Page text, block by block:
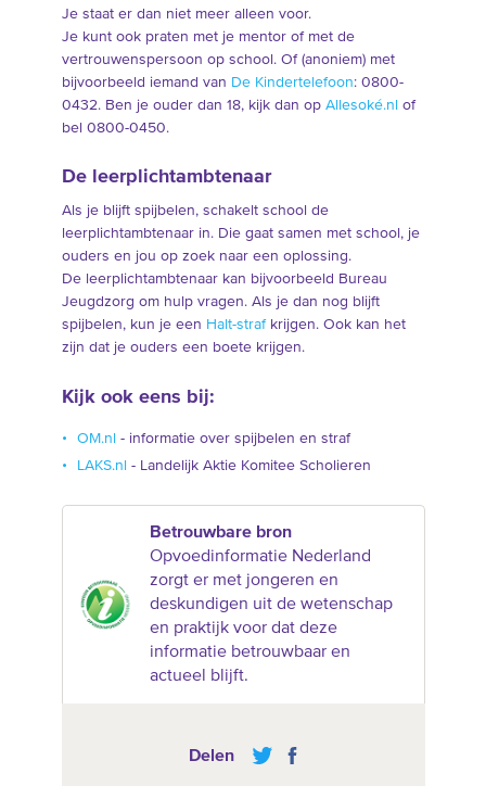
Je staat er dan niet meer alleen voor.
Je kunt ook praten met je mentor of met de
vertrouwenspersoon op school. Of (anoniem) met
bijvoorbeeld iemand van De Kindertelefoon: 0800-
0432. Ben je ouder dan 18, kijk dan op Allesoké.nl of
bel 0800-0450.
De leerplichtambtenaar
Als je blijft spijbelen, schakelt school de
leerplichtambtenaar in. Die gaat samen met school, je
ouders en jou op zoek naar een oplossing.
De leerplichtambtenaar kan bijvoorbeeld Bureau
Jeugdzorg om hulp vragen. Als je dan nog blijft
spijbelen, kun je een Halt-strafkrijgen. Ook kan het
zijn dat je ouders een boete krijgen.
Kijk ook eens bij:
OM.nl - informatie over spijbelen en straf
LAKS.nl - Landelijk Aktie Komitee Scholieren
Betrouwbare bron
Opvoedinformatie Nederland
zorgt er met jongeren en
deskundigen uit de wetenschap
en praktijk voor dat deze
informatie betrouwbaar en
actueel blijft.
Delen